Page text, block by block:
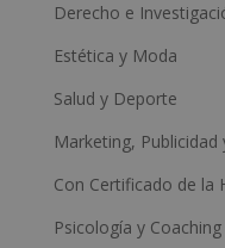
Derecho e
Estética y Moda
Salud y Deporte
Marketing, Publicidad
Con Certificado de la
Psicología y Coaching